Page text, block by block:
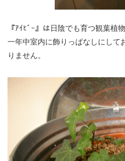
『ｱｲﾋﾞｰ』は日陰でも育つ観葉植
一年中室内に飾りっぱなしにして
りません。